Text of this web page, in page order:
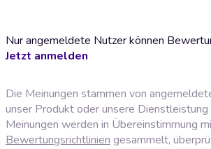
Nur angemeldete Nutzer können
Jetzt anmelden
Die Meinungen stammen von
unser Produkt oder unsere
Meinungen werden in Übereinstimmung
Bewertungsrichtlinien gesammelt,